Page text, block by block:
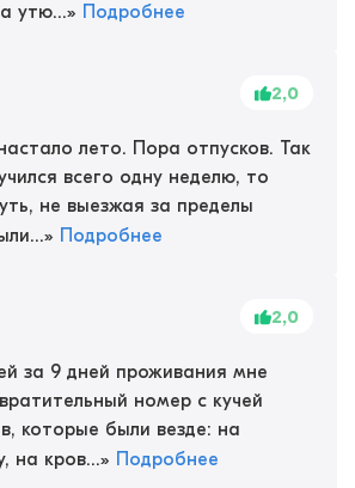
утю...» Подробнее
2,0
лето. Пора отпусков. Так
всего одну неделю, то
не выезжая за пределы
» Подробнее
2,0
за 9 дней проживания мне
номер с кучей
которые были везде: на
на кров...» Подробнее